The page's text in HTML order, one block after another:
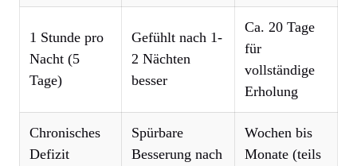
1 Stunde pro
Nacht (5
Tage)
Gefühlt nach 1-
2 Nächten
besser
Ca. 20 Tage
für
vollständige
Erholung
Chronisches
Defizit
Spürbare
Besserung nach
Wochen bis
Monate (teils